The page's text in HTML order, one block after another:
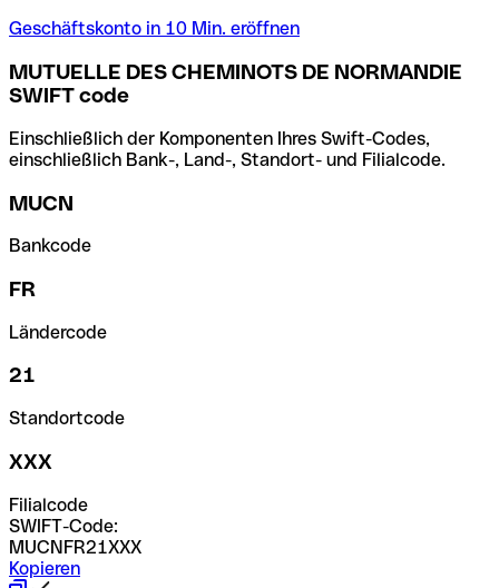
Geschäftskonto in 10 Min. eröffnen
MUTUELLE DES CHEMINOTS DE NORMANDIE
SWIFT code
Einschließlich der Komponenten Ihres Swift-Codes,
einschließlich Bank-, Land-, Standort- und Filialcode.
MUCN
Bankcode
FR
Ländercode
21
Standortcode
XXX
Filialcode
SWIFT-Code:
MUCNFR21XXX
Kopieren